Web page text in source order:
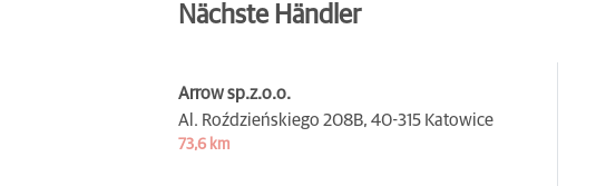
Nächste Händler
Arrow sp.z.o.o.
Al. Roździeńskiego 208B, 40-315 Katowice
73,6 km